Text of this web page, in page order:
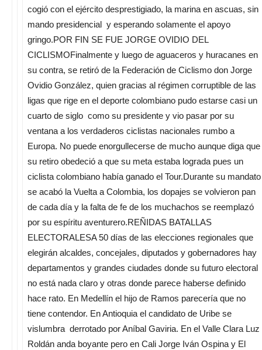
cogió con el ejército desprestigiado, la marina en ascuas, sin
mando presidencial y esperando solamente el apoyo
gringo.POR FIN SE FUE JORGE OVIDIO DEL
CICLISMOFinalmente y luego de aguaceros y huracanes en
su contra, se retiró de la Federación de Ciclismo don Jorge
Ovidio González, quien gracias al régimen corruptible de las
ligas que rige en el deporte colombiano pudo estarse casi un
cuarto de siglo como su presidente y vio pasar por su
ventana a los verdaderos ciclistas nacionales rumbo a
Europa. No puede enorgullecerse de mucho aunque diga que
su retiro obedeció a que su meta estaba lograda pues un
ciclista colombiano había ganado el Tour.Durante su mandato
se acabó la Vuelta a Colombia, los dopajes se volvieron pan
de cada día y la falta de fe de los muchachos se reemplazó
por su espíritu aventurero.REÑIDAS BATALLAS
ELECTORALESA 50 días de las elecciones regionales que
elegirán alcaldes, concejales, diputados y gobernadores hay
departamentos y grandes ciudades donde su futuro electoral
no está nada claro y otras donde parece haberse definido
hace rato. En Medellín el hijo de Ramos parecería que no
tiene contendor. En Antioquia el candidato de Uribe se
vislumbra derrotado por Aníbal Gaviria. En el Valle Clara Luz
Roldán anda boyante pero en Cali Jorge Iván Ospina y El